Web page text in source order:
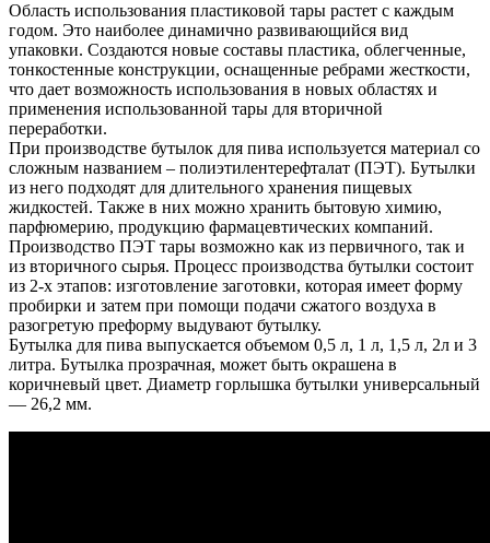
Область использования пластиковой тары растет с каждым
годом. Это наиболее динамично развивающийся вид
упаковки. Создаются новые составы пластика, облегченные,
тонкостенные конструкции, оснащенные ребрами жесткости,
что дает возможность использования в новых областях и
применения использованной тары для вторичной
переработки.
При производстве бутылок для пива используется материал со
сложным названием – полиэтилентерефталат (ПЭТ). Бутылки
из него подходят для длительного хранения пищевых
жидкостей. Также в них можно хранить бытовую химию,
парфюмерию, продукцию фармацевтических компаний.
Производство ПЭТ тары возможно как из первичного, так и
из вторичного сырья. Процесс производства бутылки состоит
из 2-х этапов: изготовление заготовки, которая имеет форму
пробирки и затем при помощи подачи сжатого воздуха в
разогретую преформу выдувают бутылку.
Бутылка для пива выпускается объемом 0,5 л, 1 л, 1,5 л, 2л и 3
литра. Бутылка прозрачная, может быть окрашена в
коричневый цвет. Диаметр горлышка бутылки универсальный
— 26,2 мм.